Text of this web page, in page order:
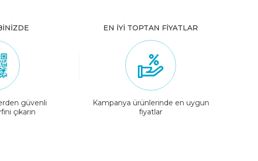
güvenli
çıkarın
EN İYİ TOPTAN FİYATLAR
Kampanya ürünlerinde en uygun
fiyatlar